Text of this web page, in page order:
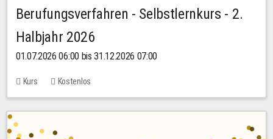
Berufungsverfahren - Selbstlernkurs - 2.
Halbjahr 2026
01.07.2026 06:00 bis 31.12.2026 07:00
Kurs Kostenlos